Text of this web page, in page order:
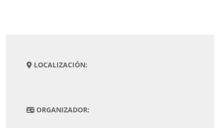
LOCALIZACIÓN:
ORGANIZADOR: